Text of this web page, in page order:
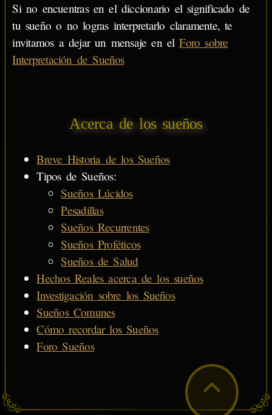
Si no encuentras en el diccionario el significado de
tu sueño o no logras interpretarlo claramente, te
invitamos a dejar un mensaje en elForo sobre
Interpretación de Sueños
Acerca de los sueños
Breve Historia de los Sueños
Tipos de Sueños:
Sueños Lúcidos
Pesadillas
Sueños Recurrentes
Sueños Proféticos
Sueños de Salud
Hechos Reales acerca de los sueños
Investigación sobre los Sueños
Sueños Comunes
Cómo recordar los Sueños
Foro Sueños